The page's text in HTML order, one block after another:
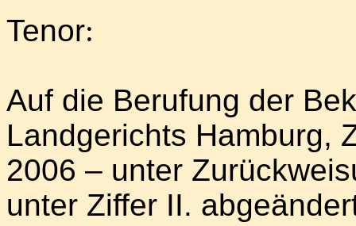
Tenor:
Auf die Berufung der
Landgerichts Hamburg,
2006 – unter
unter Ziffer II.